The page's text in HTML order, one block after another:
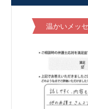
温かいメッ